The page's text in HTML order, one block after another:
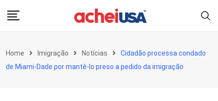
Home Imigração Notícias
Cidadão processa condado
de Miami-Dade por mantê-lo preso a pedido da imigração